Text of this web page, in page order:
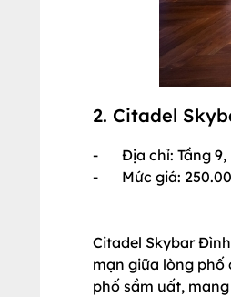
2. Citadel
-
Địa chỉ: Tầng
-
Mức giá:
Citadel Skybar
mạn giữa lòng phố
phố sầm uất,